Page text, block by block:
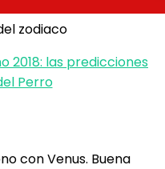
zodiaco
2018: las predicciones
Perro
con Venus. Buena